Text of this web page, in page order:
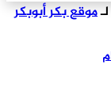
موقع بكر أبوبكر